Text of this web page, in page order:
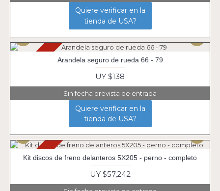
Quiere verificar en la
tienda de USA?
Arandela seguro de rueda 66 - 79
UY $138
Sin fecha prevista de entrada
Quiere verificar en la
tienda de USA?
Agotado
Kit discos de freno delanteros 5X205 - perno - completo
UY $57,242